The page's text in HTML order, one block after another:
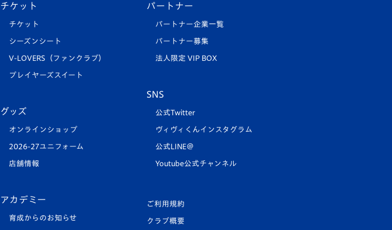
チケット
チケット
シーズンシート
V-LOVERS（ファンクラブ）
プレイヤーズスイート
グッズ
オンラインショップ
2026-27ユニフォーム
店舗情報
アカデミー
育成からのお知らせ
パートナー
パートナー企業一覧
パートナー募集
法人限定 VIP BOX
SNS
公式Twitter
ヴィヴィくんインスタグラム
公式LINE＠
Youtube公式チャンネル
ご利用規約
クラブ概要